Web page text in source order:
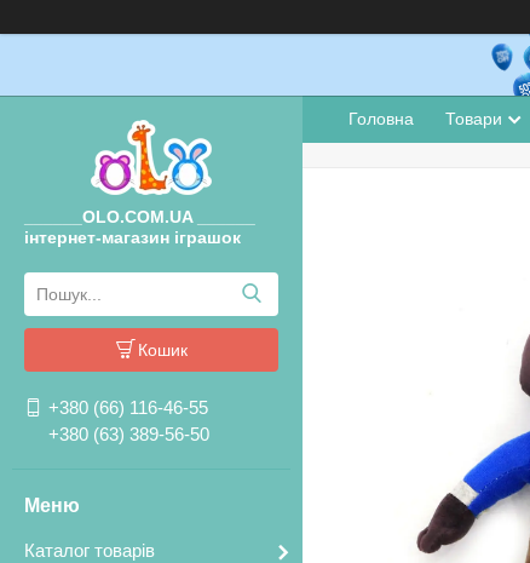
______OLO.COM.UA ______
інтернет-магазин іграшок
Кошик
+380 (66) 116-46-55
+380 (63) 389-56-50
Каталог товарів
Головна Товари